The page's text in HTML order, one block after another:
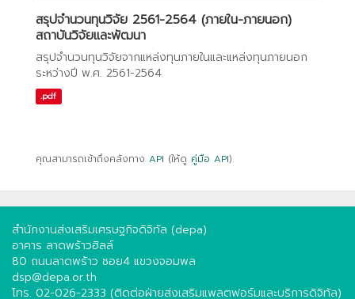
สรุปจำนวนทุนวิจัย 2561-2564 (ภายใน-ภายนอก)
สถาบันวิจัยและพัฒนา
สรุปจำนวนทุนวิจัยจากแหล่งทุนภายในและแหล่งทุนภายนอก
ระหว่างปี พ.ศ. 2561-2564
.pdf
คุณสามารถเข้าถึงคลังทาง API (ให้ดู คู่มือ API).
สำนักงานส่งเสริมเศรษฐกิจดิจิทัล (depa)
อาคาร ลาดพร้าวฮิลล์
80 ถนนลาดพร้าว ซอย4 แขวงจอมพล
dsp@depa.or.th
โทร. 02-026-2333 (ติดต่อฝ่ายส่งเสริมแพลตฟอร์มและบริการดิจิทัล)